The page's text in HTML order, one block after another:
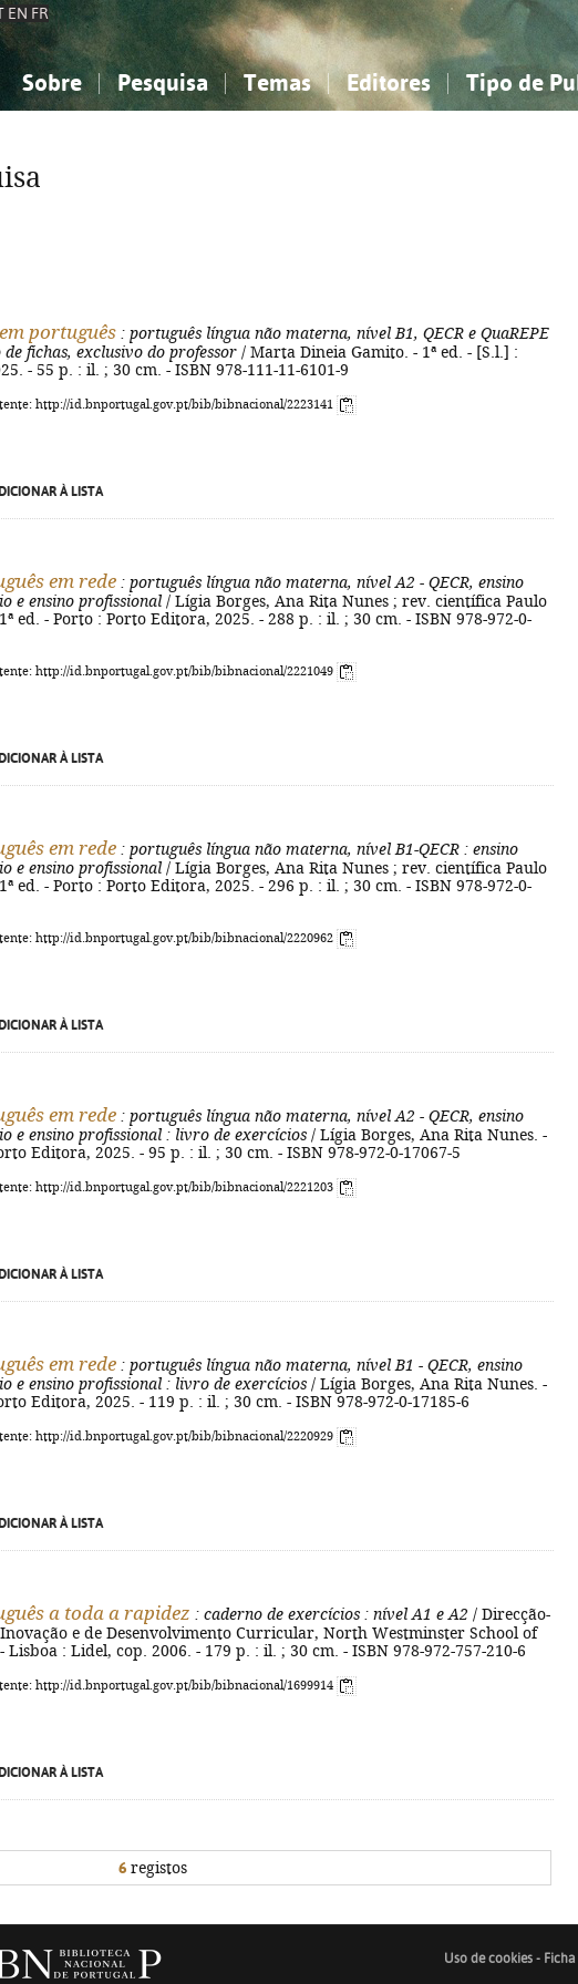
EN FR
Sobre Pesquisa Temas
Ciências sociais...
Editores Tipo de
Ciências sociais...
português : português língua não materna, nível B1, QECR e QuaREPE
de fichas, exclusivo do professor / Marta Dineia Gamito. - 1ª ed. - [S.l.] :
- 55 p. : il. ; 30 cm. - ISBN 978-111-11-6101-9
http://id.bnportugal.gov.pt/bib/bibnacional/2223141
À LISTA
em rede : português língua não materna, nível A2 - QECR, ensino
e ensino profissional / Lígia Borges, Ana Rita Nunes ; rev. científica Paulo
ed. - Porto : Porto Editora, 2025. - 288 p. : il. ; 30 cm. - ISBN 978-972-0-
http://id.bnportugal.gov.pt/bib/bibnacional/2221049
À LISTA
em rede : português língua não materna, nível B1-QECR : ensino
e ensino profissional / Lígia Borges, Ana Rita Nunes ; rev. científica Paulo
ed. - Porto : Porto Editora, 2025. - 296 p. : il. ; 30 cm. - ISBN 978-972-0-
http://id.bnportugal.gov.pt/bib/bibnacional/2220962
À LISTA
em rede : português língua não materna, nível A2 - QECR, ensino
e ensino profissional : livro de exercícios / Lígia Borges, Ana Rita Nunes. -
Editora, 2025. - 95 p. : il. ; 30 cm. - ISBN 978-972-0-17067-5
http://id.bnportugal.gov.pt/bib/bibnacional/2221203
À LISTA
em rede : português língua não materna, nível B1 - QECR, ensino
e ensino profissional : livro de exercícios / Lígia Borges, Ana Rita Nunes. -
Editora, 2025. - 119 p. : il. ; 30 cm. - ISBN 978-972-0-17185-6
http://id.bnportugal.gov.pt/bib/bibnacional/2220929
À LISTA
a toda a rapidez : caderno de exercícios : nível A1 e A2 / Direcção-
e de Desenvolvimento Curricular, North Westminster School of
Lisboa : Lidel, cop. 2006. - 179 p. : il. ; 30 cm. - ISBN 978-972-757-210-6
http://id.bnportugal.gov.pt/bib/bibnacional/1699914
À LISTA
6 registos
Uso de cookies -